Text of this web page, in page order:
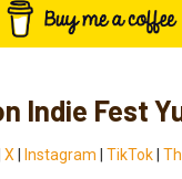
Indie Fest
X | Instagram | TikTok|